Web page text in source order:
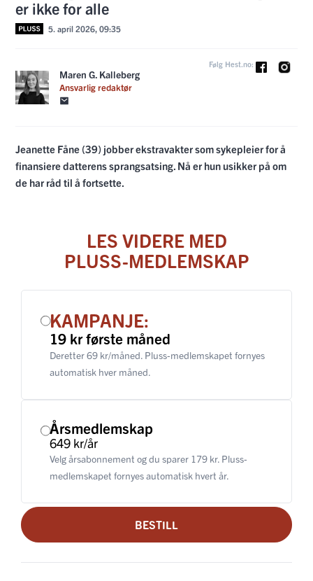
er ikke for alle
5. april 2026, 09:35
Maren G. Kalleberg
Ansvarlig redaktør
Følg Hest.no:
Jeanette Fåne (39) jobber ekstravakter som sykepleier for å
finansiere datterens sprangsatsing. Nå er hun usikker på om
de har råd til å fortsette.
LES VIDERE MED
PLUSS-MEDLEMSKAP
KAMPANJE:
19 kr første måned
Deretter 69 kr/måned. Pluss-medlemskapet fornyes
automatisk hver måned.
Årsmedlemskap
649 kr/år
Velg årsabonnement og du sparer 179 kr. Pluss-
medlemskapet fornyes automatisk hvert år.
BESTILL